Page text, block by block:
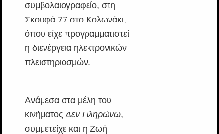
συμβολαιογραφείο, στη
Σκουφά 77 στο Κολωνάκι,
όπου είχε προγραμματιστεί
η διενέργεια ηλεκτρονικών
πλειστηριασμών.
Ανάμεσα στα μέλη του
κινήματοςΔεν Πληρώνω,
συμμετείχε και η Ζωή